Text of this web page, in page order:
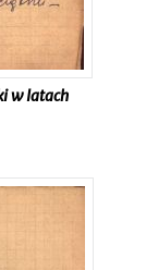
w latach